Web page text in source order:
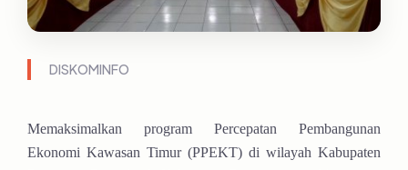
DISKOMINFO
Memaksimalkan program Percepatan Pembangunan
Ekonomi Kawasan Timur (PPEKT) di wilayah Kabupaten